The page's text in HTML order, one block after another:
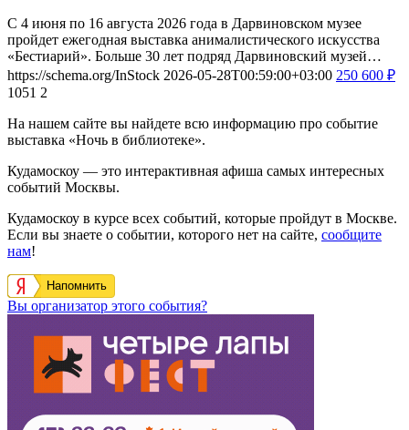
С 4 июня по 16 августа 2026 года в Дарвиновском музее
пройдет ежегодная выставка анималистического искусства
«Бестиарий». Больше 30 лет подряд Дарвиновский музей…
https://schema.org/InStock 2026-05-28T00:59:00+03:00 250 600 ₽
1051 2
На нашем сайте вы найдете всю информацию про событие
выставка «Ночь в библиотеке».
Кудамоскоу — это интерактивная афиша самых интересных
событий Москвы.
Кудамоскоу в курсе всех событий, которые пройдут в Москве.
Если вы знаете о событии, которого нет на сайте, сообщите
нам!
Напомнить
Вы организатор этого события?